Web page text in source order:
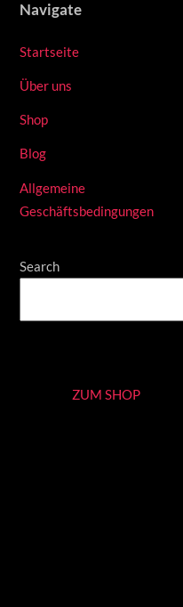
Navigate
Startseite
Über uns
Shop
Blog
Allgemeine
Geschäftsbedingungen
Search
ZUM SHOP